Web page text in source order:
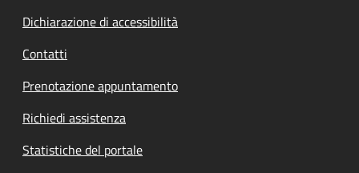
Dichiarazione di accessibilità
Contatti
Prenotazione appuntamento
Richiedi assistenza
Statistiche del portale